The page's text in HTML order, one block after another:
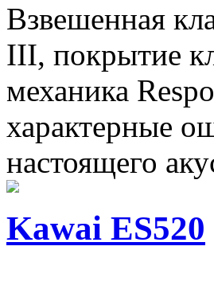
Взвешенная
III, покрытие
механика
характерные
настоящего
Kawai ES520